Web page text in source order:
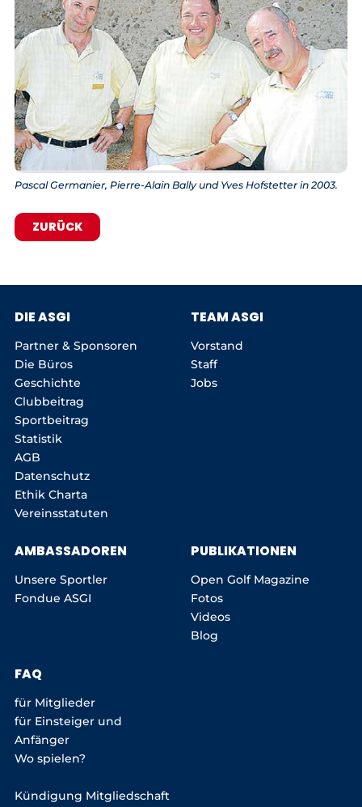
Pascal Germanier, Pierre-Alain Bally und Yves Hofstetter in 2003.
ZURÜCK
DIE ASGI
Partner & Sponsoren
Die Büros
Geschichte
Clubbeitrag
Sportbeitrag
Statistik
AGB
Datenschutz
Ethik Charta
Vereinsstatuten
TEAM ASGI
Vorstand
Staff
Jobs
AMBASSADOREN
Unsere Sportler
Fondue ASGI
PUBLIKATIONEN
Open Golf Magazine
Fotos
Videos
Blog
FAQ
für Mitglieder
für Einsteiger und
Anfänger
Wo spielen?
Kündigung Mitgliedschaft